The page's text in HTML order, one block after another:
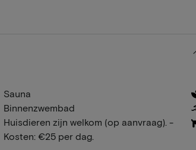
Sauna
Binnenzwembad
Huisdieren zijn welkom (op aanvraag). -
Kosten: €25 per dag.